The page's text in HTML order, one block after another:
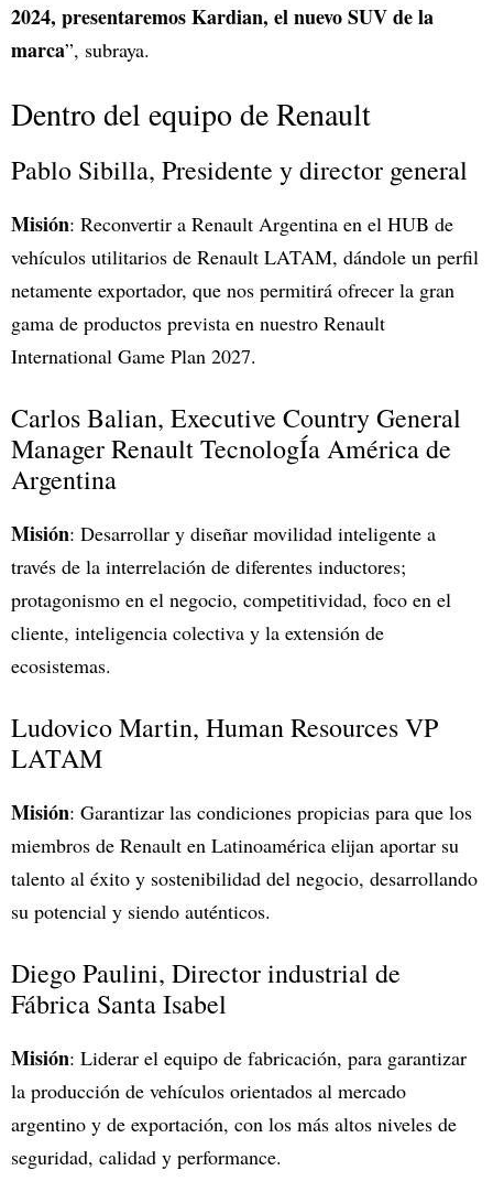
2024, presentaremos Kardian, el nuevo SUV de la
marca”, subraya.
Dentro del equipo de Renault
Pablo Sibilla, Presidente y director general
Misión: Reconvertir a Renault Argentina en el HUB de
vehículos utilitarios de Renault LATAM, dándole un perfil
netamente exportador, que nos permitirá ofrecer la gran
gama de productos prevista en nuestro Renault
International Game Plan 2027.
Carlos Balian, Executive Country General
Manager Renault TecnologÍa América de
Argentina
Misión: Desarrollar y diseñar movilidad inteligente a
través de la interrelación de diferentes inductores;
protagonismo en el negocio, competitividad, foco en el
cliente, inteligencia colectiva y la extensión de
ecosistemas.
Ludovico Martin, Human Resources VP
LATAM
Misión: Garantizar las condiciones propicias para que los
miembros de Renault en Latinoamérica elijan aportar su
talento al éxito y sostenibilidad del negocio, desarrollando
su potencial y siendo auténticos.
Diego Paulini, Director industrial de
Fábrica Santa Isabel
Misión: Liderar el equipo de fabricación, para garantizar
la producción de vehículos orientados al mercado
argentino y de exportación, con los más altos niveles de
seguridad, calidad y performance.